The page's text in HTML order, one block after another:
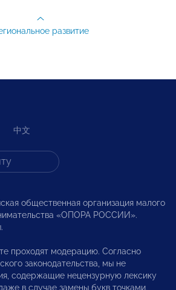
развитие
中文
общественная организация малого
«ОПОРА РОССИИ».
проходят модерацию. Согласно
законодательства, мы не
содержащие нецензурную лексику
в случае замены букв точками,